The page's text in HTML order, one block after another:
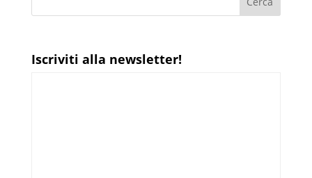
Iscriviti alla newsletter!